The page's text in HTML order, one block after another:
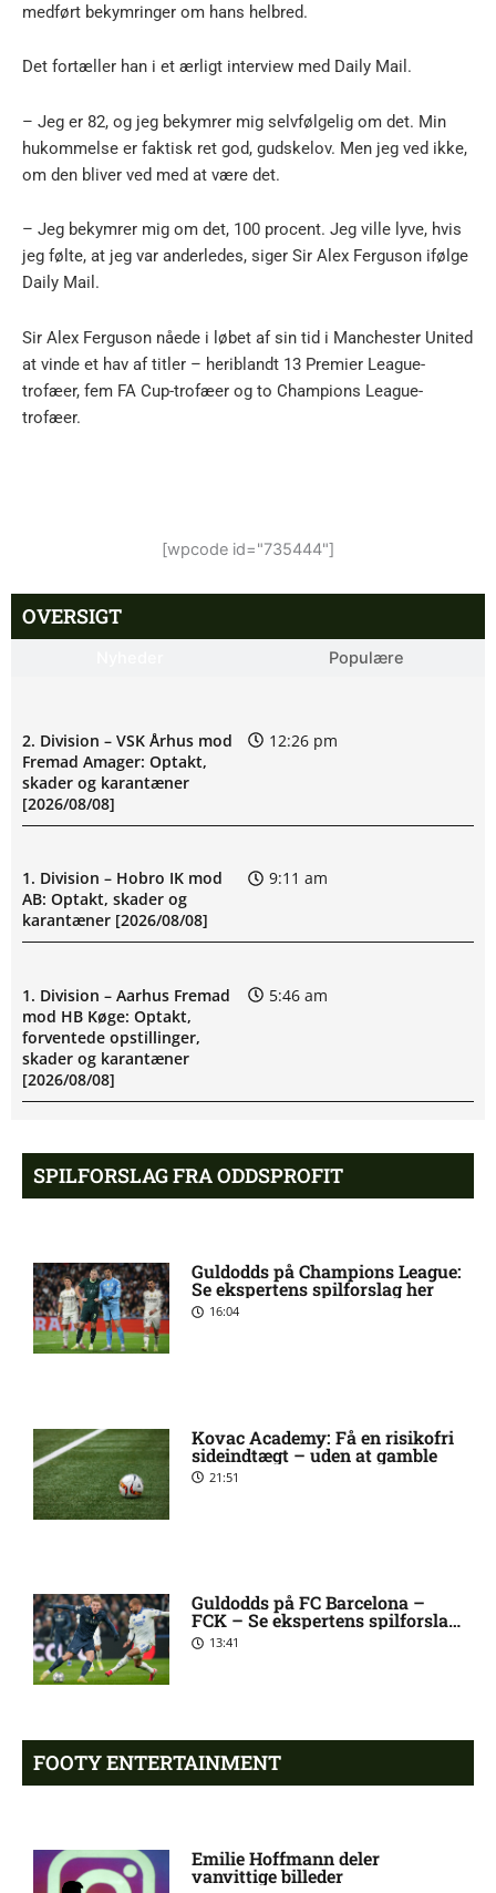
medført bekymringer om hans helbred.
Det fortæller han i et ærligt interview med Daily Mail.
– Jeg er 82, og jeg bekymrer mig selvfølgelig om det. Min
hukommelse er faktisk ret god, gudskelov. Men jeg ved ikke,
om den bliver ved med at være det.
– Jeg bekymrer mig om det, 100 procent. Jeg ville lyve, hvis
jeg følte, at jeg var anderledes, siger Sir Alex Ferguson ifølge
Daily Mail.
Sir Alex Ferguson nåede i løbet af sin tid i Manchester United
at vinde et hav af titler – heriblandt 13 Premier League-
trofæer, fem FA Cup-trofæer og to Champions League-
trofæer.
[wpcode id="735444"]
OVERSIGT
Populære
2. Division – VSK Århus mod
Fremad Amager: Optakt,
skader og karantæner
[2026/08/08]
12:26 pm
1. Division – Hobro IK mod
AB: Optakt, skader og
karantæner [2026/08/08]
9:11 am
1. Division – Aarhus Fremad
mod HB Køge: Optakt,
forventede opstillinger,
skader og karantæner
[2026/08/08]
5:46 am
Atlético forbereder bud på
Tottenham-anfører
10:23 pm
målmand til Spanien
Roma enig med Atlético om
Chelsea sælger Chalobah til
Como
10:06 pm
Salah lander i Tyrkiet til
chokskifte
10:00 pm
KFUM Oslo: Optakt,
forventede opstillinger,
skader og karantæner
SPILFORSLAG FRA ODDSPROFIT
Guldodds på Champions League:
Se ekspertens spilforslag her
16:04
Kovac Academy: Få en risikofri
sideindtægt – uden at gamble
21:51
Guldodds på FC Barcelona –
FCK – Se ekspertens spilforslag
her13:41
FOOTY ENTERTAINMENT
Emilie Hoffmann deler
vanvittige billeder